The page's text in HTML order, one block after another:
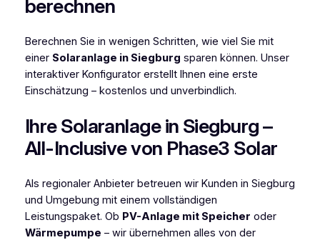
berechnen
Berechnen Sie in wenigen Schritten, wie viel Sie mit
einer Solaranlage in Siegburg sparen können. Unser
interaktiver Konfigurator erstellt Ihnen eine erste
Einschätzung – kostenlos und unverbindlich.
Ihre Solaranlage in Siegburg –
All-Inclusive von Phase3 Solar
Als regionaler Anbieter betreuen wir Kunden in Siegburg
und Umgebung mit einem vollständigen
Leistungspaket. Ob PV-Anlage mit Speicher oder
Wärmepumpe – wir übernehmen alles von der